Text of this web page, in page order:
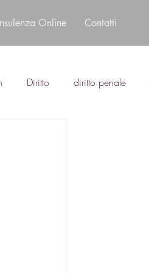
Online Contatti
Diritto diritto penale